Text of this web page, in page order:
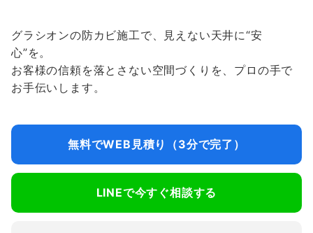
グラシオンの防カビ施工で、見えない天井に“安
心”を。
お客様の信頼を落とさない空間づくりを、プロの手で
お手伝いします。
無料でWEB見積り（3分で完了）
LINEで今すぐ相談する